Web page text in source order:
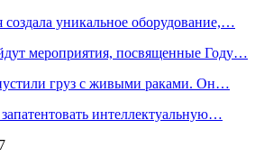
создала уникальное оборудование,…
мероприятия, посвященные Году…
груз с живыми раками. Он…
интеллектуальную…